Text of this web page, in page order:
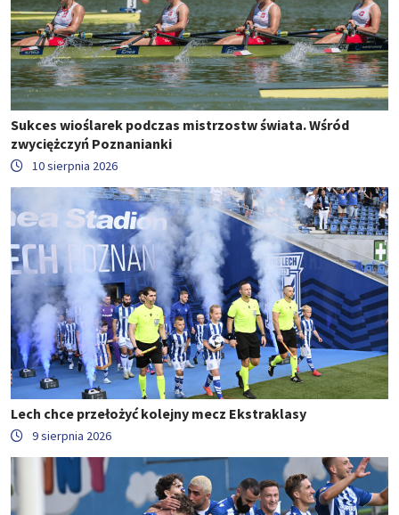
Sukces wioślarek podczas mistrzostw świata. Wśród
zwyciężczyń Poznanianki
10 sierpnia 2026
Lech chce przełożyć kolejny mecz Ekstraklasy
9 sierpnia 2026